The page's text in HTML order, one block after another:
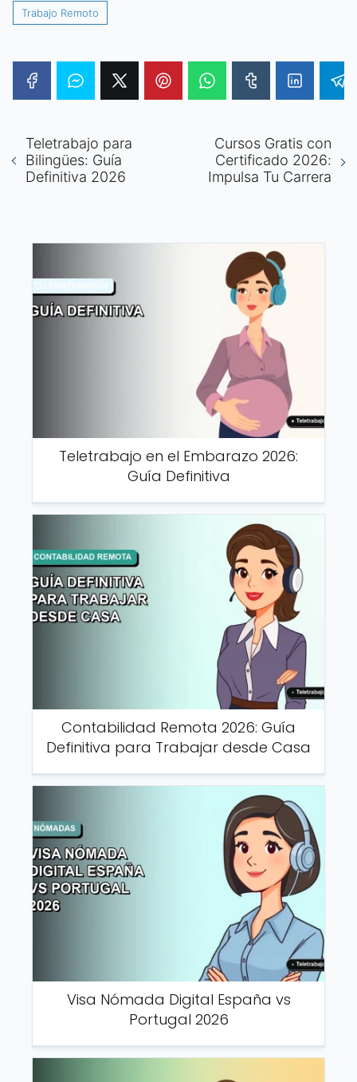
Trabajo Remoto
Teletrabajo para
Bilingües: Guía
Definitiva 2026
Cursos Gratis con
Certificado 2026:
Impulsa Tu Carrera
Teletrabajo en el Embarazo 2026:
Guía Definitiva
Contabilidad Remota 2026: Guía
Definitiva para Trabajar desde Casa
Visa Nómada Digital España vs
Portugal 2026